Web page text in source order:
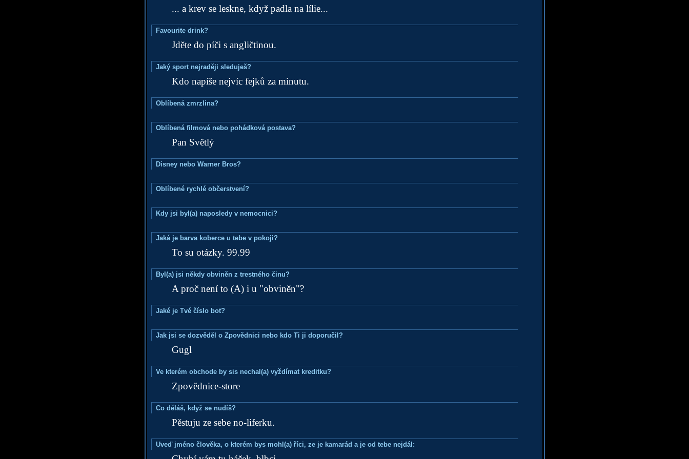
... a krev se leskne, když padla na lílie...
Favourite drink?
Jděte do píči s angličtinou.
Jaký sport nejraději sleduješ?
Kdo napíše nejvíc fejků za minutu.
Oblíbená zmrzlina?
Oblíbená filmová nebo pohádková postava?
Pan Světlý
Disney nebo Warner Bros?
Oblíbené rychlé občerstvení?
Kdy jsi byl(a) naposledy v nemocnici?
Jaká je barva koberce u tebe v pokoji?
To su otázky. 99.99
Byl(a) jsi někdy obviněn z trestného činu?
A proč není to (A) i u "obviněn"?
Jaké je Tvé číslo bot?
Jak jsi se dozvěděl o Zpovědnici nebo kdo Ti ji doporučil?
Gugl
Ve kterém obchode by sis nechal(a) vyždímat kreditku?
Zpovědnice-store
Co děláš, když se nudíš?
Pěstuju ze sebe no-liferku.
Uveď jméno člověka, o kterém bys mohl(a) říci, ze je kamarád a je od tebe nejdál: